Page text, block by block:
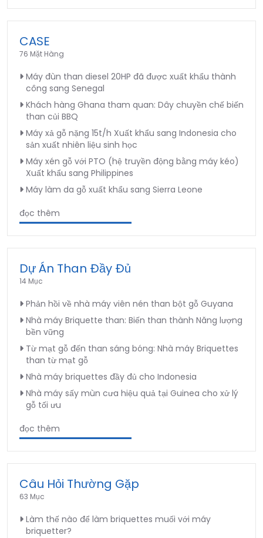
CASE
76 Mặt Hàng
Máy đùn than diesel 20HP đã được xuất khẩu thành
công sang Senegal
Khách hàng Ghana tham quan: Dây chuyền chế biến
than củi BBQ
Máy xả gỗ nặng 15t/h Xuất khẩu sang Indonesia cho
sản xuất nhiên liệu sinh học
Máy xén gỗ với PTO (hệ truyền động bằng máy kéo)
Xuất khẩu sang Philippines
Máy làm da gỗ xuất khẩu sang Sierra Leone
đọc thêm
Dự Án Than Đầy Đủ
14 Mục
Phản hồi về nhà máy viên nén than bột gỗ Guyana
Nhà máy Briquette than: Biến than thành Năng lượng
bền vững
Từ mạt gỗ đến than sáng bóng: Nhà máy Briquettes
than từ mạt gỗ
Nhà máy briquettes đầy đủ cho Indonesia
Nhà máy sấy mùn cưa hiệu quả tại Guinea cho xử lý
gỗ tối ưu
đọc thêm
Câu Hỏi Thường Gặp
63 Mục
Làm thế nào để làm briquettes muối với máy
briquetter?